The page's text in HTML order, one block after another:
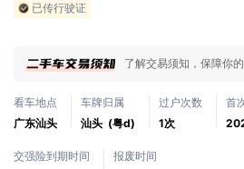
已传行驶证
了解交易须知，保障你
看车地点
广东汕头
车牌归属
汕头 (粤d)
过户次数
1次
首
交强险到期时间
报废时间